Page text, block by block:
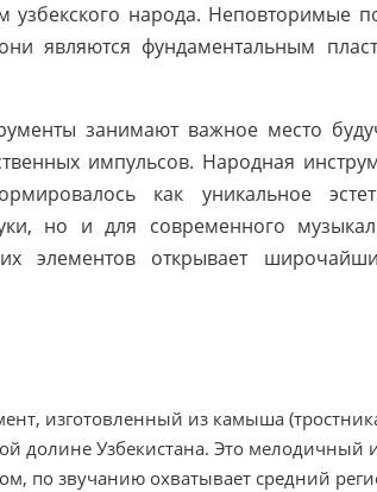
народа. Неповторимые
являются фундаментальным
занимают важное место
импульсов. Народная
как уникальное
но и для современного
элементов открывает
изготовленный из камыша
долине Узбекистана. Это мелодичный
по звучанию охватывает средний